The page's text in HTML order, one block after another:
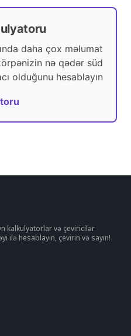
daha çox məlumat
nə qədər süd
olduğunu hesablayın
kalkulyatorlar və çeviricilər
ilə hesablayın, çevirin və sayın!